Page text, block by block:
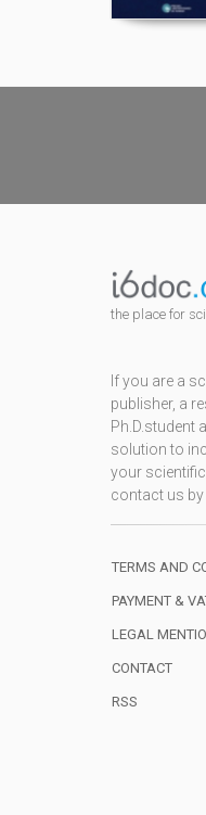
the place for
If you are a
publisher, a
Ph.D.student
solution to
your
contact us by
TERMS AND
PAYMENT &
LEGAL
CONTACT
RSS